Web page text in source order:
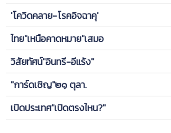
'โควิดคลาย-โรคอิจฉาคุ'
ไทย"เหนือคาดหมาย"เสมอ
วิสัยทัศน์"อินทรี-อีแร้ง"
"การ์ดเชิญ"๒๑ ตุลา.
เปิดประเทศ"เปิดตรงไหน?"